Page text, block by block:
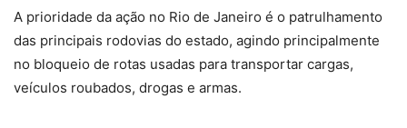
A prioridade da ação no Rio de Janeiro é o patrulhamento
das principais rodovias do estado, agindo principalmente
no bloqueio de rotas usadas para transportar cargas,
veículos roubados, drogas e armas.